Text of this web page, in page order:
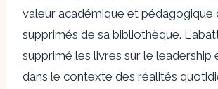
valeur académique et pédagogique
supprimés de sa bibliothèque.
supprimé les livres sur le leadership
dans le contexte des réalités